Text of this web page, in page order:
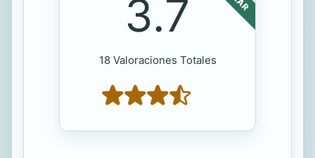
3.7
18 Valoraciones Totales